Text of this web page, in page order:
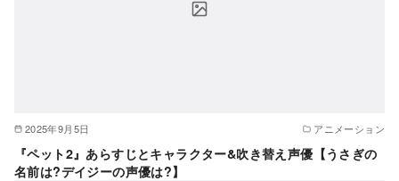
2025年9月5日 アニメーション
『ペット2』あらすじとキャラクター&吹き替え声優【うさぎの
名前は?デイジーの声優は?】